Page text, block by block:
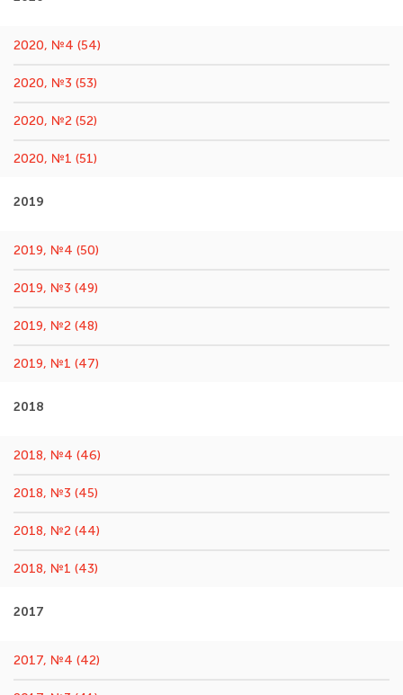
2020, №4 (54)
2020, №3 (53)
2020, №2 (52)
2020, №1 (51)
2019
2019, №4 (50)
2019, №3 (49)
2019, №2 (48)
2019, №1 (47)
2018
2018, №4 (46)
2018, №3 (45)
2018, №2 (44)
2018, №1 (43)
2017
2017, №4 (42)